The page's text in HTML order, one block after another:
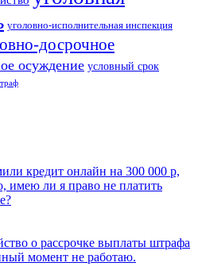
уголовно-исполнительная инспекция
досрочное
осуждение условный срок
кредит онлайн на 300 000 р,
имею ли я право не платить
о рассрочке выплаты штрафа
момент не работаю.